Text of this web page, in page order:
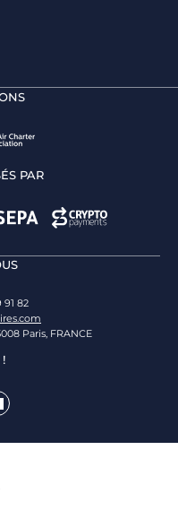
PAR
91 82
Paris, FRANCE